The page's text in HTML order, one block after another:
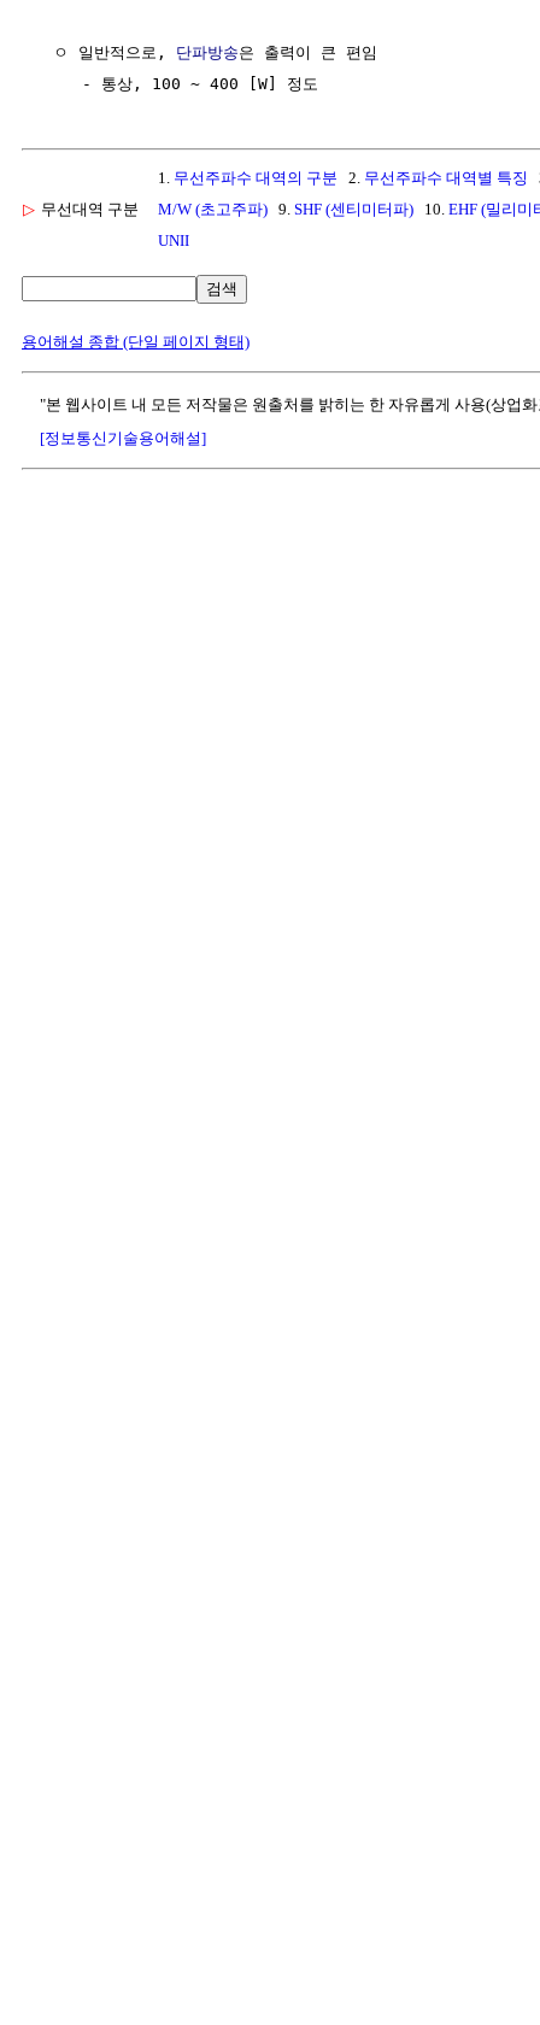
  ㅇ 일반적으로,
단파방송은 출력이 큰 편임
▷ 무선대역 구분
1. 무선주파수 대역의 구분 2. 무선주파수 대역별 특징
M/W (초고주파) 9. SHF (센티미터파) 10. EHF (밀리미
UNII
검색
용어해설 종합 (단일 페이지 형태)
"본 웹사이트 내 모든 저작물은 원출처를 밝히는 한 자유롭게 사용(상업
[정보통신기술용어해설]